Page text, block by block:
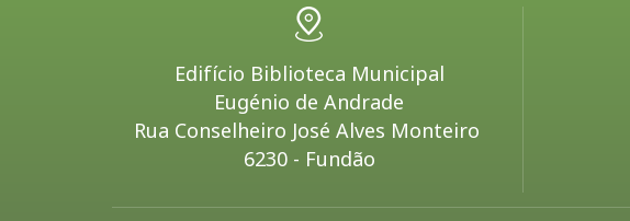
Edifício Biblioteca Municipal
Eugénio de Andrade
Rua Conselheiro José Alves Monteiro
6230 - Fundão